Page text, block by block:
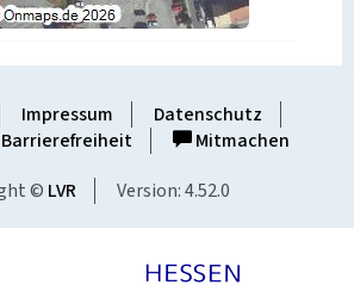
Impressum
Datenschutz
Mitmachen
© LVR Version: 4.52.0